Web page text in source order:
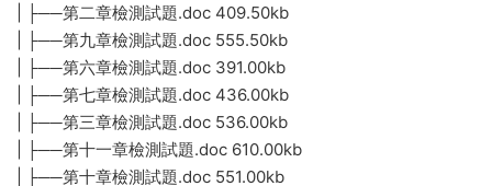
| ├──第二章檢測試題.doc 409.50kb
| ├──第九章檢測試題.doc 555.50kb
| ├──第六章檢測試題.doc 391.00kb
| ├──第七章檢測試題.doc 436.00kb
| ├──第三章檢測試題.doc 536.00kb
| ├──第十一章檢測試題.doc 610.00kb
| ├──第十章檢測試題.doc 551.00kb